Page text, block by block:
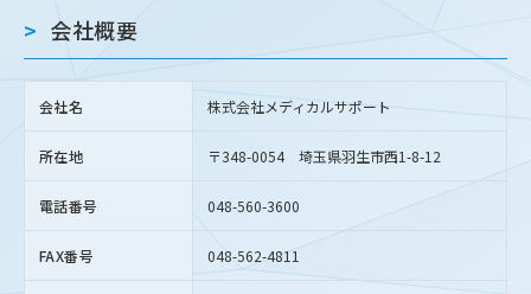
会社概要
会社名 株式会社メディカルサポート
所在地 〒348-0054 埼玉県羽生市西1-8-12
電話番号 048-560-3600
FAX番号 048-562-4811